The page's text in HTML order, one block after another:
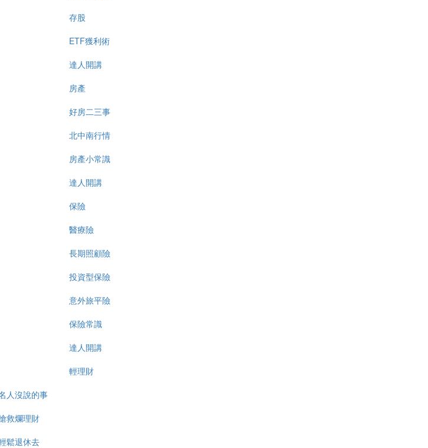
存股
ETF獲利術
達人開講
房產
好房二三事
北中南行情
房產小常識
達人開講
保險
醫療險
長期照顧險
投資型保險
意外旅平險
保險常識
達人開講
輕理財
人沒說的事
救爛理財
鬆退休去